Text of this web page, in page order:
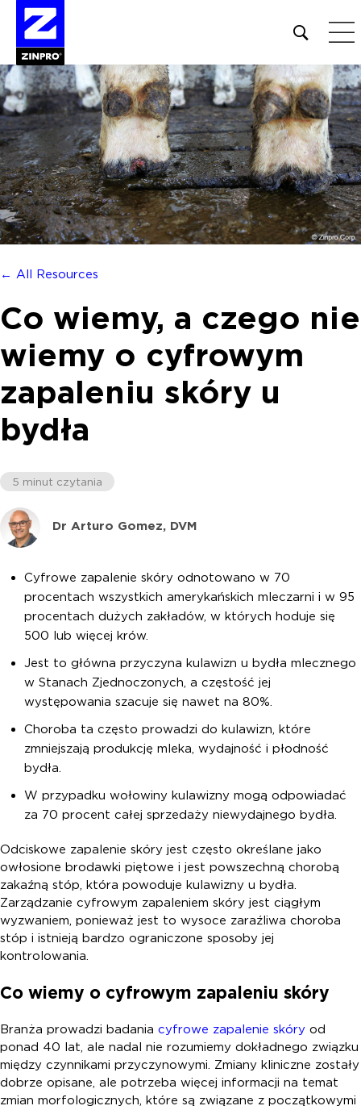
Open
site
search
form
Szukaj:
← All Resources
Co wiemy, a czego nie
wiemy o cyfrowym
zapaleniu skóry u
bydła
5 minut czytania
Dr Arturo Gomez, DVM
Cyfrowe zapalenie skóry odnotowano w 70
procentach wszystkich amerykańskich mleczarni i w 95
procentach dużych zakładów, w których hoduje się
500 lub więcej krów.
Jest to główna przyczyna kulawizn u bydła mlecznego
w Stanach Zjednoczonych, a częstość jej
występowania szacuje się nawet na 80%.
Choroba ta często prowadzi do kulawizn, które
zmniejszają produkcję mleka, wydajność i płodność
bydła.
W przypadku wołowiny kulawizny mogą odpowiadać
za 70 procent całej sprzedaży niewydajnego bydła.
Odciskowe zapalenie skóry jest często określane jako
owłosione brodawki piętowe i jest powszechną chorobą
zakaźną stóp, która powoduje kulawizny u bydła.
Zarządzanie cyfrowym zapaleniem skóry jest ciągłym
wyzwaniem, ponieważ jest to wysoce zaraźliwa choroba
stóp i istnieją bardzo ograniczone sposoby jej
kontrolowania.
Co wiemy o cyfrowym zapaleniu skóry
Branża prowadzi badania cyfrowe zapalenie skóry od
ponad 40 lat, ale nadal nie rozumiemy dokładnego związku
między czynnikami przyczynowymi. Zmiany kliniczne zostały
dobrze opisane, ale potrzeba więcej informacji na temat
zmian morfologicznych, które są związane z początkowymi